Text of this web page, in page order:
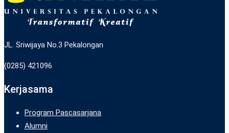
JL. Sriwijaya No.3 Pekalongan
(0285) 421096
Kerjasama
Program Pascasarjana
Alumni